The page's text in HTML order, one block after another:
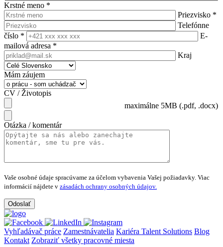
Krstné meno *
Priezvisko *
Telefónne
číslo *
E-
mailová adresa *
Kraj
Mám záujem
CV / Životopis
maximálne 5MB (.pdf, .docx)
Otázka / komentár
Vaše osobné údaje spracúvame za účelom vybavenia Vašej požiadavky. Viac
informácií nájdete v zásadách ochrany osobných údajov.
Vyhľadávač práce Zamestnávatelia Kariéra Talent Solutions Blog
Kontakt Zobraziť všetky pracovné miesta